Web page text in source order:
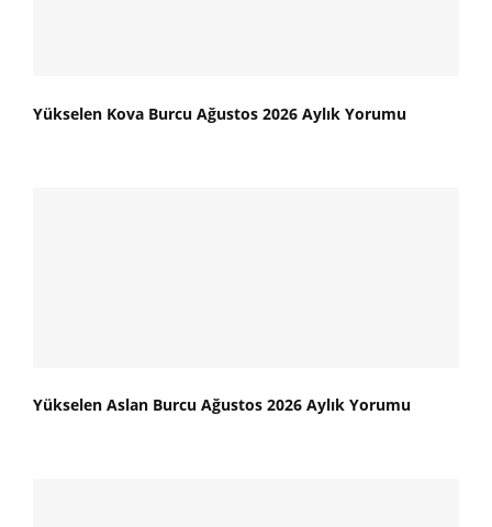
Yükselen Kova Burcu Ağustos 2026 Aylık Yorumu
Yükselen Aslan Burcu Ağustos 2026 Aylık Yorumu